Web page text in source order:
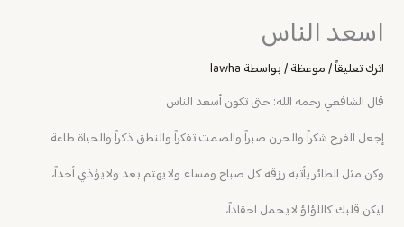
اسعد الناس
اترك تعليقاً/موعظة/ بواسطة lawha
قال الشافعي رحمه الله: حتى تكون أسعد الناس
إجعل الفرح شكراً والحزن صبراً والصمت تفكراً والنطق ذكراً والحياة طاعة.
وكن مثل الطائر يأتيه رزقه كل صباح ومساء ولا يهتم بغد ولا يؤذي أحداً،
ليكن قلبك كاللؤلؤ لا يحمل احقاداً،